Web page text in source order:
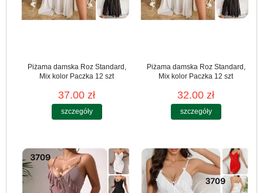
Piżama damska Roz Standard,
Mix kolor Paczka 12 szt
37.00 zł
szczegóły
Piżama damska Roz Standard,
Mix kolor Paczka 12 szt
32.00 zł
szczegóły